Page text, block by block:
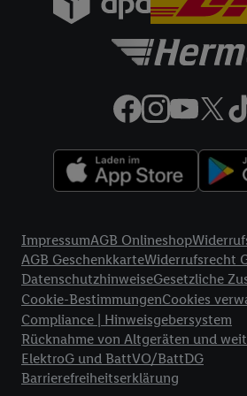
74206 Bad Wimpfen.
Lidl Plus Versandkostenfrei-
Versandkostenfrei-Coupon gilt nur für
den in der Lidl Plus App
Mindestbestellwert auf die im
Mindestbestellwert angegeben ist,
Mindestbestellwert 79 €. Sollte der
Mindestbestellwert nachträglich in
Rechnung zu stellen. Coupon wird
automatisch im Bestellprozess, sofern
Onlineshop angemeldet, abgezogen.
Lidl Reisen, Lidl Connect, Bücher &
Lieferzuschlag anwendbar. Keine
getätigte Einkäufe ist das Angebot
lidl.derichten sich ausschließlich an
Lieferanschrift in Deutschland; der
ImpressumAGB Onlineshop
AGB GeschenkkarteWiderrufsrecht
DatenschutzhinweiseGesetzliche
Cookie-BestimmungenCookies
Compliance | Hinweisgebersystem
Rücknahme von Altgeräten und
ElektroG und BattVO/BattDG
Barrierefreiheitserklärung